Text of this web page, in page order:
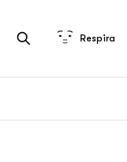
Respira